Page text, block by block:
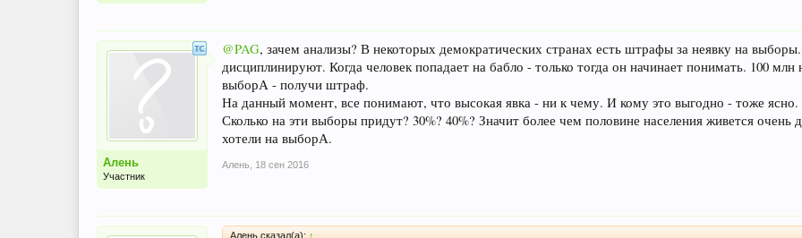
Алень
Участник
@PAG, зачем анализы? В некоторых демократических странах есть штрафы за неявку на
дисциплинируют. Когда человек попадает на бабло - только тогда он начинает понимать. 100
выборА - получи штраф.
На данный момент, все понимают, что высокая явка - ни к чему. И кому это выгодно - тоже ясно.
Сколько на эти выборы придут? 30%? 40%? Значит более чем половине населения живется
хотели на выборА.
Алень 18 сен 2016
Алень сказал(а): ↑